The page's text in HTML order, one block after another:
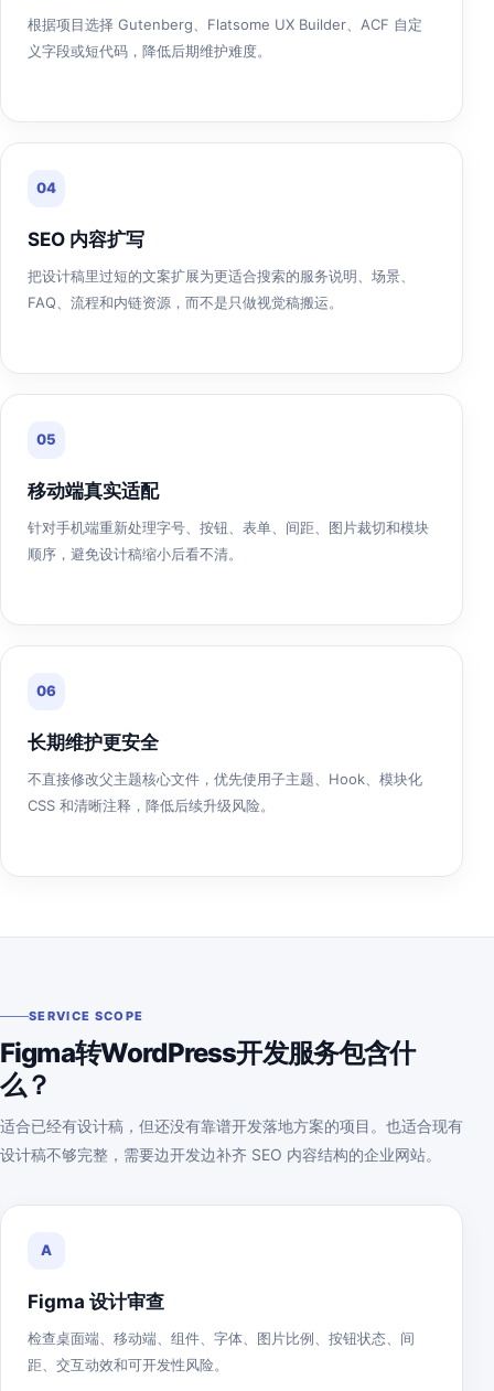
根据项目选择 Gutenberg、Flatsome UX Builder、ACF 自定
义字段或短代码，降低后期维护难度。
04
SEO 内容扩写
把设计稿里过短的文案扩展为更适合搜索的服务说明、场景、
FAQ、流程和内链资源，而不是只做视觉稿搬运。
05
移动端真实适配
针对手机端重新处理字号、按钮、表单、间距、图片裁切和模块
顺序，避免设计稿缩小后看不清。
06
长期维护更安全
不直接修改父主题核心文件，优先使用子主题、Hook、模块化
CSS 和清晰注释，降低后续升级风险。
SERVICE SCOPE
Figma转WordPress开发服务包含什
么？
适合已经有设计稿，但还没有靠谱开发落地方案的项目。也适合现有
设计稿不够完整，需要边开发边补齐 SEO 内容结构的企业网站。
A
Figma 设计审查
检查桌面端、移动端、组件、字体、图片比例、按钮状态、间
距、交互动效和可开发性风险。